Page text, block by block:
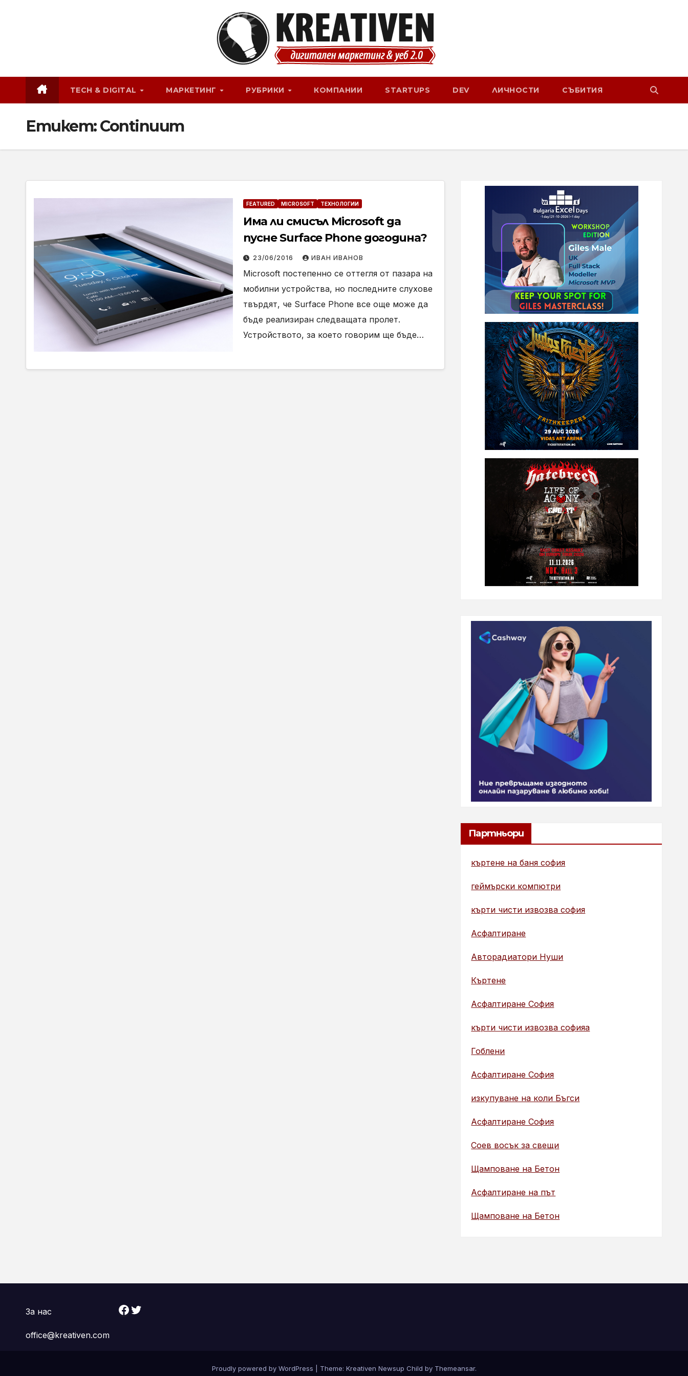
TECH & DIGITAL МАРКЕТИНГ РУБРИКИ КОМПАНИИ STARTUPS DEV ЛИЧНОСТИ СЪБИТИЯ
Етикет:Continuum
FEATURED MICROSOFT ТЕХНОЛОГИИ
Има ли смисъл Microsoft да
пусне Surface Phone догодина?
23/06/2016 ИВАН ИВАНОВ
Microsoft постепенно се оттегля от пазара на
мобилни устройства, но последните слухове
твърдят, че Surface Phone все още може да
бъде реализиран следващата пролет.
Устройството, за което говорим ще бъде…
Партньори
къртене на баня софия
геймърски компютри
кърти чисти извозва софия
Асфалтиране
Авторадиатори Нуши
Къртене
Асфалтиране София
кърти чисти извозва софияа
Гоблени
Асфалтиране София
изкупуване на коли Бъгси
Асфалтиране София
Соев восък за свещи
Щамповане на Бетон
Асфалтиране на път
Щамповане на Бетон
За нас
office@kreativen.com
Facebook Twitter
Proudly powered by WordPress Theme: Kreativen Newsup Child by Themeansar.